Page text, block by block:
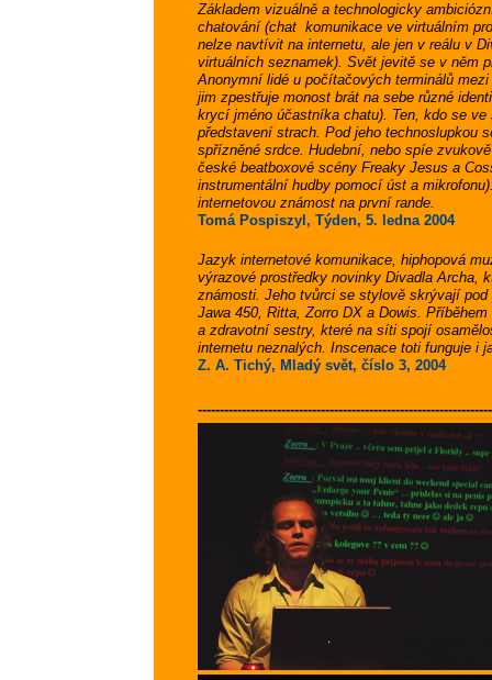
Základem vizuálně a technologicky
chatování (chat  komunikace ve virtuálním
nelze navtívit na internetu, ale jen v reálu v
virtuálních seznamek). Svět jevitě se v něm
Anonymní lidé u počítačových terminálů
jim zpestřuje monost brát na sebe různé
krycí jméno účastníka chatu). Ten, kdo se
představení strach. Pod jeho technoslupkou
spřízněné srdce. Hudební, nebo spíe zvukově
české beatboxové scény Freaky Jesus a
instrumentální hudby pomocí úst a
internetovou známost na první rande.
Tomá Pospiszyl, Týden, 5. ledna 2004
Jazyk internetové komunikace, hiphopová
výrazové prostředky novinky Divadla Archa,
známosti. Jeho tvůrci se stylově skrývají
Jawa 450, Ritta, Zorro DX a Dowis.
a zdravotní sestry, které na síti spojí
internetu neznalých. Inscenace toti funguje i
Z. A. Tichý, Mladý svět, číslo 3, 2004